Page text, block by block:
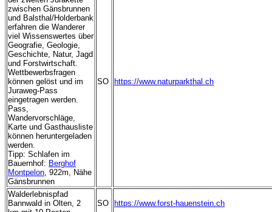
zwischen Gänsbrunnen
und Balsthal/Holderbank
erfahren die Wanderer
viel Wissenswertes über
Geografie, Geologie,
Geschichte, Natur, Jagd
und Forstwirtschaft.
Wettbewerbsfragen
können gelöst und im
Juraweg-Pass
eingetragen werden.
Pass,
Wandervorschläge,
Karte und Gasthausliste
können heruntergeladen
werden.
Tipp: Schlafen im
Bauernhof: Berghof
Montpelon , 922m, Nähe
Gänsbrunnen
SO https://www.naturparkthal.ch
Walderlebnispfad
Bannwald in Olten, 2
SO https://www.forst-hauenstein.ch